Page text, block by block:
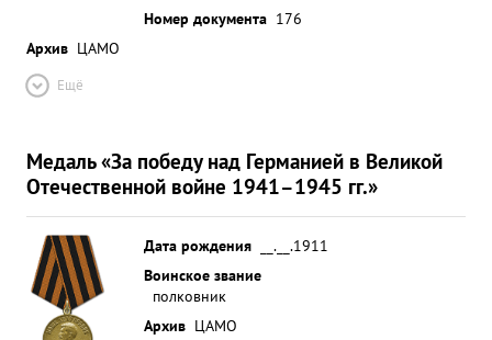
Номер документа 176
Архив ЦАМО
Ещё
Медаль «За победу над Германией в Великой
Отечественной войне 1941–1945 гг.»
Дата рождения
__.__.1911
Воинское звание
полковник
Архив ЦАМО